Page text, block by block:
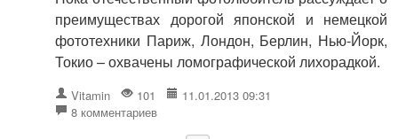
преимуществах дорогой японской и немецкой
фототехники Париж, Лондон, Берлин, Нью-Йорк,
Токио – охвачены ломографической лихорадкой.
Vitamin 101
11.01.2013 09:31
8 комментариев